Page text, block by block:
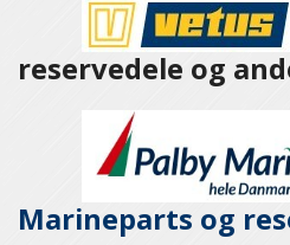
reservedele og
Marineparts og